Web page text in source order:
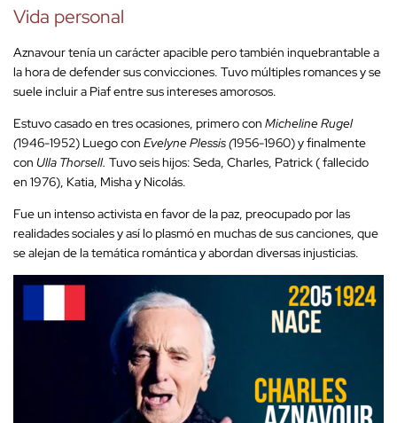
Vida personal
Aznavour tenía un carácter apacible pero también inquebrantable a
la hora de defender sus convicciones. Tuvo múltiples romances y se
suele incluir a Piaf entre sus intereses amorosos.
Estuvo casado en tres ocasiones, primero con Micheline Rugel
(1946-1952) Luego con Evelyne Plessis (1956-1960) y finalmente
con Ulla Thorsell. Tuvo seis hijos: Seda, Charles, Patrick ( fallecido
en 1976), Katia, Misha y Nicolás.
Fue un intenso activista en favor de la paz, preocupado por las
realidades sociales y así lo plasmó en muchas de sus canciones, que
se alejan de la temática romántica y abordan diversas injusticias.